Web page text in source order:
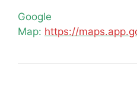
Google
Map: https://